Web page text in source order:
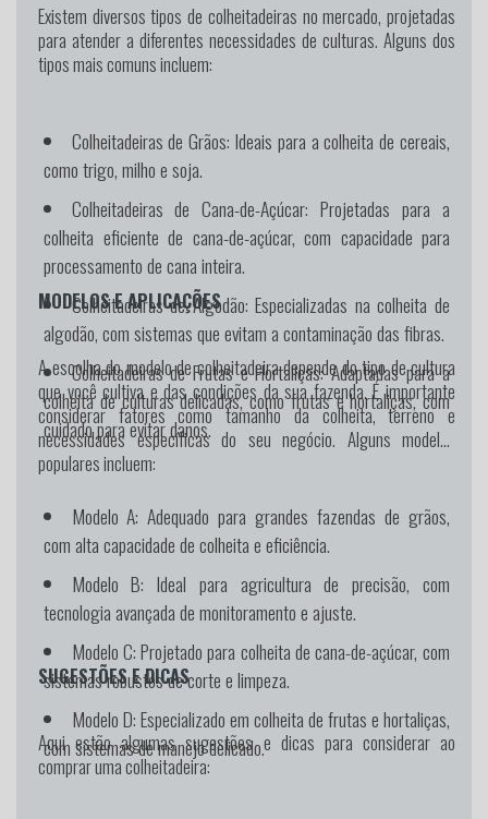
Existem diversos tipos de colheitadeiras no mercado, projetadas
para atender a diferentes necessidades de culturas. Alguns dos
tipos mais comuns incluem:
Colheitadeiras de Grãos: Ideais para a colheita de cereais,
como trigo, milho e soja.
Colheitadeiras de Cana-de-Açúcar: Projetadas para a
colheita eficiente de cana-de-açúcar, com capacidade para
processamento de cana inteira.
Colheitadeiras de Algodão: Especializadas na colheita de
algodão, com sistemas que evitam a contaminação das fibras.
Colheitadeiras de Frutas e Hortaliças: Adaptadas para a
colheita de culturas delicadas, como frutas e hortaliças, com
cuidado para evitar danos.
MODELOS E APLICAÇÕES
A escolha do modelo de colheitadeira depende do tipo de cultura
que você cultiva e das condições da sua fazenda. É importante
considerar fatores como tamanho da colheita, terreno e
necessidades específicas do seu negócio. Alguns modelos
populares incluem:
Modelo A: Adequado para grandes fazendas de grãos,
com alta capacidade de colheita e eficiência.
Modelo B: Ideal para agricultura de precisão, com
tecnologia avançada de monitoramento e ajuste.
Modelo C: Projetado para colheita de cana-de-açúcar, com
sistemas robustos de corte e limpeza.
Modelo D: Especializado em colheita de frutas e hortaliças,
com sistemas de manejo delicado.
SUGESTÕES E DICAS
Aqui estão algumas sugestões e dicas para considerar ao
comprar uma colheitadeira: